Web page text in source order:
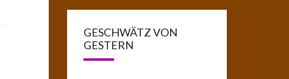
GESCHWÄTZ VON
GESTERN